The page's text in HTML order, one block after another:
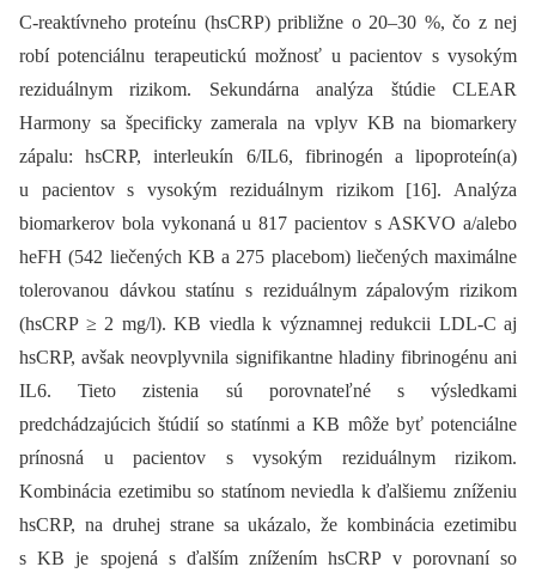
C-reaktívneho proteínu (hsCRP) približne o 20–30 %, čo z nej
robí potenciálnu terapeutickú možnosť u pacientov s vysokým
reziduálnym rizikom. Sekundárna analýza štúdie CLEAR
Harmony sa špecificky zamerala na vplyv KB na biomarkery
zápalu: hsCRP, interleukín 6/IL6, fibrinogén a lipoproteín(a)
u pacientov s vysokým reziduálnym rizikom [16]. Analýza
biomarkerov bola vykonaná u 817 pacientov s ASKVO a/alebo
heFH (542 liečených KB a 275 placebom) liečených maximálne
tolerovanou dávkou statínu s reziduálnym zápalovým rizikom
(hsCRP ≥ 2 mg/l). KB viedla k významnej redukcii LDL-C aj
hsCRP, avšak neovplyvnila signifikantne hladiny fibrinogénu ani
IL6. Tieto zistenia sú porovnateľné s výsledkami
predchádzajúcich štúdií so statínmi a KB môže byť potenciálne
prínosná u pacientov s vysokým reziduálnym rizikom.
Kombinácia ezetimibu so statínom neviedla k ďalšiemu zníženiu
hsCRP, na druhej strane sa ukázalo, že kombinácia ezetimibu
s KB je spojená s ďalším znížením hsCRP v porovnaní so